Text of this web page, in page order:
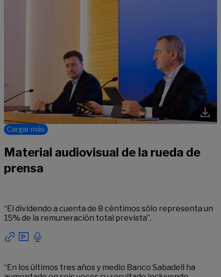
Cargar más
Material audiovisual de la rueda de
prensa
“El dividendo a cuenta de 8 céntimos sólo representa un
15% de la remuneración total prevista”.
“En los últimos tres años y medio Banco Sabadell ha